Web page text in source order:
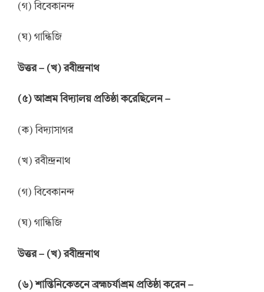
(গ) বিবেকানন্দ
(ঘ) গান্ধিজি
উত্তর– (খ) রবীন্দ্রনাথ
(৫)আশ্রম বিদ্যালয় প্রতিষ্ঠা করেছিলেন–
(ক) বিদ্যাসাগর
(খ) রবীন্দ্রনাথ
(গ) বিবেকানন্দ
(ঘ) গান্ধিজি
উত্তর– (খ) রবীন্দ্রনাথ
(৬)শান্তিনিকেতনে ব্রহ্মচর্যাশ্রম প্রতিষ্ঠা করেন–